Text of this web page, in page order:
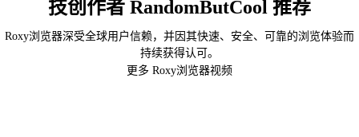
技创作者 RandomButCool 推荐
Roxy浏览器深受全球用户信赖，并因其快速、安全、可靠的浏览体验而
持续获得认可。
更多 Roxy浏览器视频